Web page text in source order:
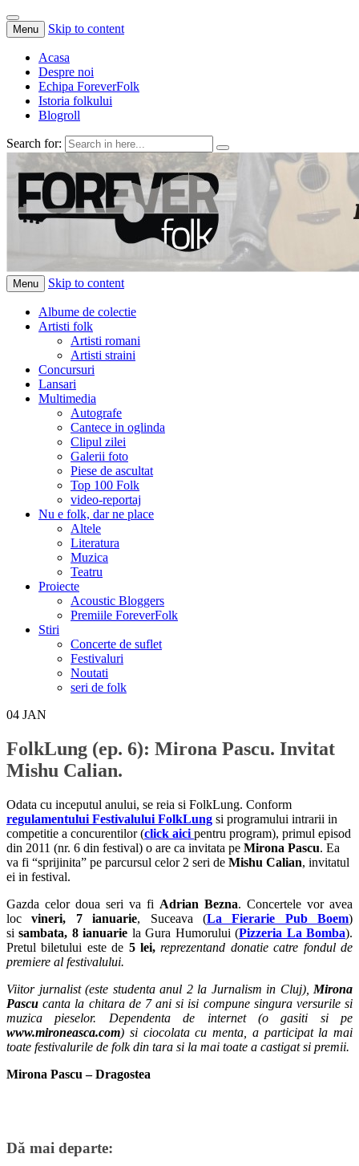
Menu Skip to content
Acasa
Despre noi
Echipa ForeverFolk
Istoria folkului
Blogroll
Search for:
ForeverFolk
Muzica sufletului tau
Menu Skip to content
Albume de colectie
Artisti folk
Artisti romani
Artisti straini
Concursuri
Lansari
Multimedia
Autografe
Cantece in oglinda
Clipul zilei
Galerii foto
Piese de ascultat
Top 100 Folk
video-reportaj
Nu e folk, dar ne place
Altele
Literatura
Muzica
Teatru
Proiecte
Acoustic Bloggers
Premiile ForeverFolk
Stiri
Concerte de suflet
Festivaluri
Noutati
seri de folk
04 JAN
FolkLung (ep. 6): Mirona Pascu. Invitat
Mishu Calian.
Odata cu inceputul anului, se reia si FolkLung. Conform
regulamentului Festivalului FolkLung si programului intrarii in
competitie a concurentilor (click aici pentru program), primul episod
din 2011 (nr. 6 din festival) o are ca invitata pe Mirona Pascu. Ea
va fi “sprijinita” pe parcursul celor 2 seri de Mishu Calian, invitatul
ei in festival.
Gazda celor doua seri va fi Adrian Bezna. Concertele vor avea
locvineri, 7 ianuarie, Suceava (La Fierarie Pub Boem)
sisambata, 8 ianuarie la Gura Humorului (Pizzeria La Bomba).
Pretul biletului este de 5 lei,reprezentand donatie catre fondul de
premiere al festivalului.
Viitor jurnalist (este studenta anul 2 la Jurnalism in Cluj), Mirona
Pascucanta la chitara de 7 ani si isi compune singura versurile si
muzica pieselor. Dependenta de internet (o gasiti si pe
www.mironeasca.com) si ciocolata cu menta, a participat la mai
toate festivalurile de folk din tara si la mai toate a castigat si premii.
Mirona Pascu – Dragostea
Dă mai departe: